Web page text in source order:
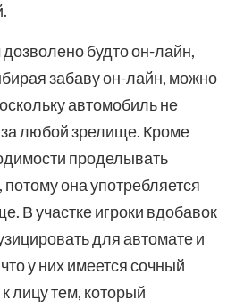
будто он-лайн,
забаву он-лайн, можно
автомобиль не
любой зрелище. Кроме
проделывать
она употребляется
В участке игроки вдобавок
для автомате и
у них имеется сочный
лицу тем, который